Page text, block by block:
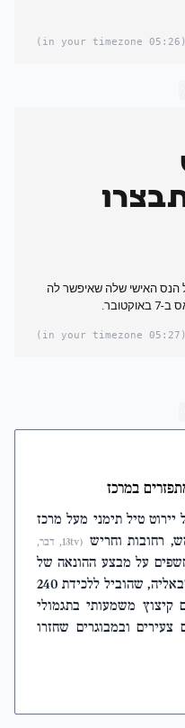
(05:26
בת ה-76 מספרת לערוץ 7 על הנס האישי שלה שאיפשר לה
(05:27
במרכז
טיל תימני מעל מרכז
רחובות וחריש
(13tv, דבר,
על מבצע ההונאה של
צה"ל בבית החולים כמאל עדואן בג'באליה, שהוביל ללכידת 240
קיצוץ משמעותי בתגמולי
ובמבוגרים שחזרו